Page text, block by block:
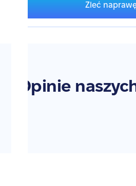
Zleć
Opinie